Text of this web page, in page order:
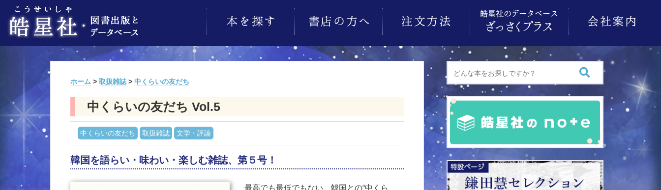
ホーム > 取扱雑誌 > 中くらいの友だち
中くらいの友だち Vol.5
中くらいの友だち 取扱雑誌 文学・評論
韓国を語らい・味わい・楽しむ雑誌、第５号！
最高でも最低でもない、韓国との“中くら